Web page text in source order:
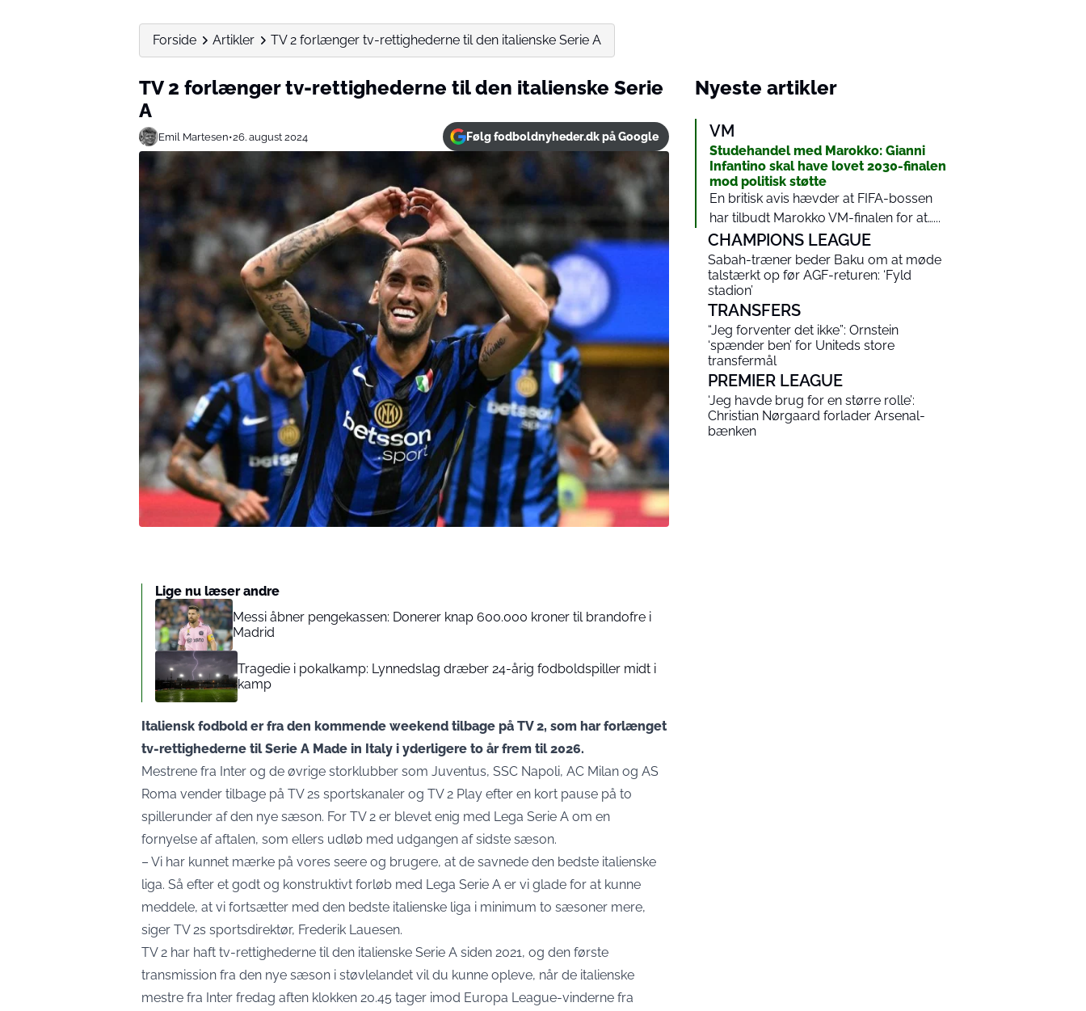
Forside Artikler TV 2 forlænger tv-rettighederne til den italienske Serie A
TV 2 forlænger tv-rettighederne til den italienske Serie
A
Emil Martesen•26. august 2024 Følg fodboldnyheder.dk på Google
Lige nu læser andre
Messi åbner pengekassen: Donerer knap 600.000 kroner til brandofre i
Madrid
Tragedie i pokalkamp: Lynnedslag dræber 24-årig fodboldspiller midt i
kamp
Italiensk fodbold er fra den kommende weekend tilbage på TV 2, som har forlænget
tv-rettighederne til Serie A Made in Italy i yderligere to år frem til 2026.
Mestrene fra Inter og de øvrige storklubber som Juventus, SSC Napoli, AC Milan og AS
Roma vender tilbage på TV 2s sportskanaler og TV 2 Play efter en kort pause på to
spillerunder af den nye sæson. For TV 2 er blevet enig med Lega Serie A om en
fornyelse af aftalen, som ellers udløb med udgangen af sidste sæson.
– Vi har kunnet mærke på vores seere og brugere, at de savnede den bedste italienske
liga. Så efter et godt og konstruktivt forløb med Lega Serie A er vi glade for at kunne
meddele, at vi fortsætter med den bedste italienske liga i minimum to sæsoner mere,
siger TV 2s sportsdirektør, Frederik Lauesen.
TV 2 har haft tv-rettighederne til den italienske Serie A siden 2021, og den første
transmission fra den nye sæson i støvlelandet vil du kunne opleve, når de italienske
mestre fra Inter fredag aften klokken 20.45 tager imod Europa League-vinderne fra
Nyeste artikler
VM
Studehandel med Marokko: Gianni
Infantino skal have lovet 2030-finalen
mod politisk støtte
En britisk avis hævder at FIFA-bossen
har tilbudt Marokko VM-finalen for at…...
CHAMPIONS LEAGUE
Sabah-træner beder Baku om at møde
talstærkt op før AGF-returen: ‘Fyld
stadion’
TRANSFERS
“Jeg forventer det ikke”: Ornstein
‘spænder ben’ for Uniteds store
transfermål
PREMIER LEAGUE
‘Jeg havde brug for en større rolle’:
Christian Nørgaard forlader Arsenal-
bænken